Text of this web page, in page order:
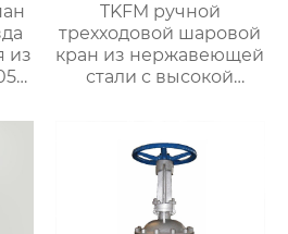
из
TKFM ручной
трехходовой шаровой
кран из нержавеющей
стали с высокой
нефтехимических
систем